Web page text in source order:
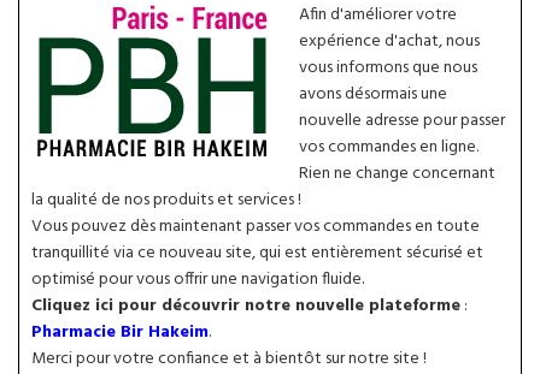
Afin d'améliorer votre
expérience d'achat, nous
vous informons que nous
avons désormais une
nouvelle adresse pour passer
vos commandes en ligne.
Rien ne change concernant
la qualité de nos produits et services !
Vous pouvez dès maintenant passer vos commandes en toute
tranquillité via ce nouveau site, qui est entièrement sécurisé et
optimisé pour vous offrir une navigation fluide.
Cliquez ici pour découvrir notre nouvelle plateforme:
Pharmacie Bir Hakeim.
Merci pour votre confiance et à bientôt sur notre site !